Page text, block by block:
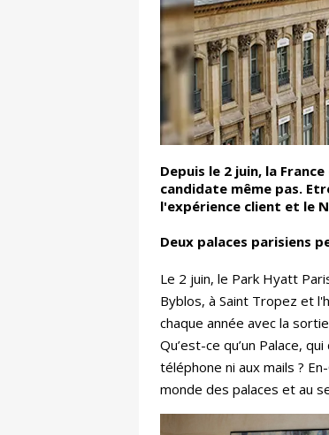
Depuis le 2 juin, la
candidate même pas.
l'expérience client et le
Deux palaces parisiens
Le 2 juin, le Park Hyatt
Byblos, à Saint Tropez et
chaque année avec la
Qu’est-ce qu’un Palace,
téléphone ni aux mails ?
monde des palaces et au